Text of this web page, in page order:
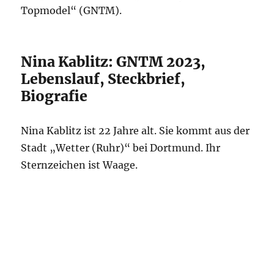
Topmodel“ (GNTM).
Nina Kablitz: GNTM 2023,
Lebenslauf, Steckbrief,
Biografie
Nina Kablitz ist 22 Jahre alt. Sie kommt aus der
Stadt „Wetter (Ruhr)“ bei Dortmund. Ihr
Sternzeichen ist Waage.